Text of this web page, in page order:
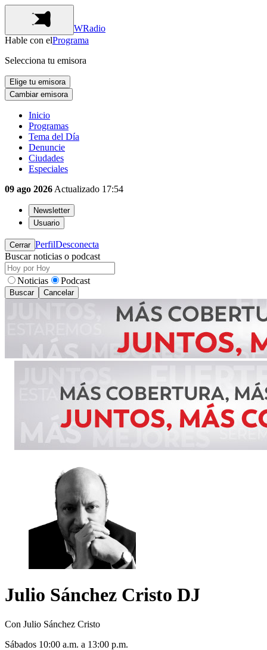
WRadio
Hable con elPrograma
Selecciona tu emisora
Elige tu emisora
Cambiar emisora
Inicio
Programas
Tema del Día
Denuncie
Ciudades
Especiales
09 ago 2026 Actualizado 17:54
Newsletter
Usuario
Cerrar PerfilDesconecta
Buscar noticias o podcast
Noticias Podcast
Buscar Cancelar
Julio Sánchez Cristo DJ
Con Julio Sánchez Cristo
Sábados 10:00 a.m. a 13:00 p.m.